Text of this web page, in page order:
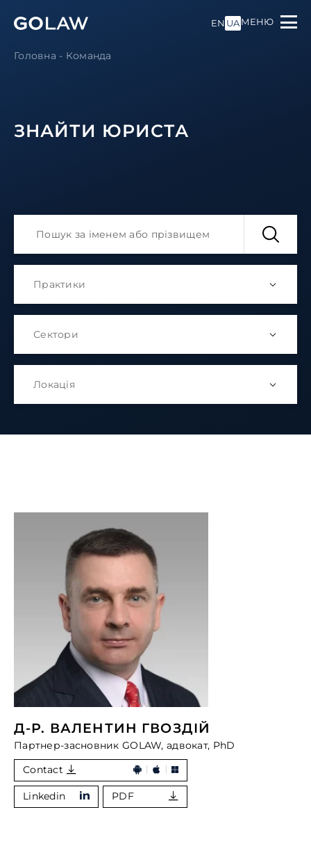
EN UAМЕНЮ
Головна - Команда
ЗНАЙТИ ЮРИСТА
Д-Р. ВАЛЕНТИН ГВОЗДІЙ
Партнер-засновник GOLAW, адвокат, PhD
Contact
Linkedin PDF